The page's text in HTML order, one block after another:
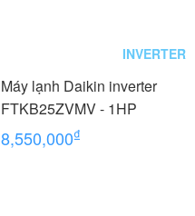
INVERTER
Máy lạnh Daikin inverter
FTKB25ZVMV - 1HP
8,550,000₫